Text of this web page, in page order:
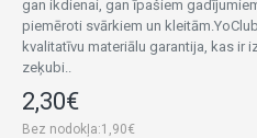
gan ikdienai, gan īpašiem
piemēroti svārkiem un
kvalitatīvu materiālu garantija, kas ir
zeķubi..
2,30€
Bez nodokļa:1,90€